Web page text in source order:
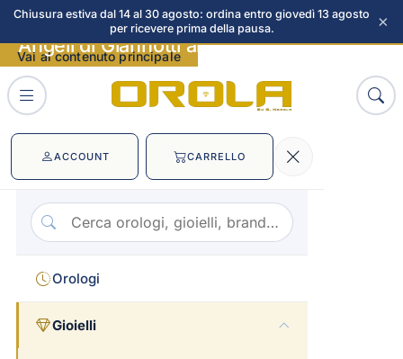
Chiusura estiva dal 14 al 30 agosto: ordina entro giovedì 13 agosto
per ricevere prima della pausa.
×
Vai al contenuto principale
ACCOUNT CARRELLO
Orologi
Gioielli
Angeli di Giannotti angelo love immagini